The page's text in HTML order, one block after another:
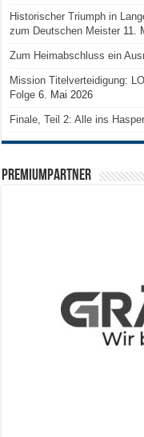
Historischer Triumph in
zum Deutschen Meister 11.
Zum Heimabschluss ein
Mission Titelverteidigung:
Folge 6. Mai 2026
Finale, Teil 2: Alle ins
PREMIUMPARTNER